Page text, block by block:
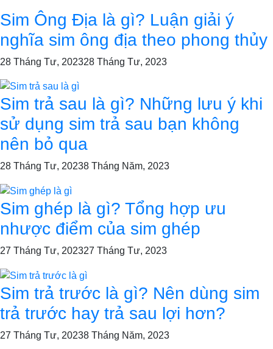
Sim Ông Địa là gì? Luận giải ý
nghĩa sim ông địa theo phong thủy
28 Tháng Tư, 202328 Tháng Tư, 2023
Sim trả sau là gì? Những lưu ý khi
sử dụng sim trả sau bạn không
nên bỏ qua
28 Tháng Tư, 20238 Tháng Năm, 2023
Sim ghép là gì? Tổng hợp ưu
nhược điểm của sim ghép
27 Tháng Tư, 202327 Tháng Tư, 2023
Sim trả trước là gì? Nên dùng sim
trả trước hay trả sau lợi hơn?
27 Tháng Tư, 20238 Tháng Năm, 2023